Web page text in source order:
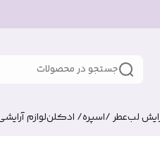
جستجو در محصولات
لبعطر /اسپره/ ادکلنلوازم